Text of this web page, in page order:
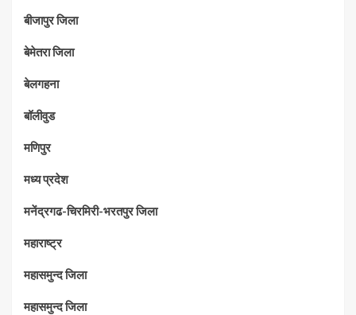
बीजापुर जिला
बेमेतरा जिला
बेलगहना
बॉलीवुड
मणिपुर
मध्‍य प्रदेश
मनेंद्रगढ-चिरमिरी-भरतपुर जिला
महाराष्‍ट्र
महासमुन्द जिला
महासमुन्द जिला